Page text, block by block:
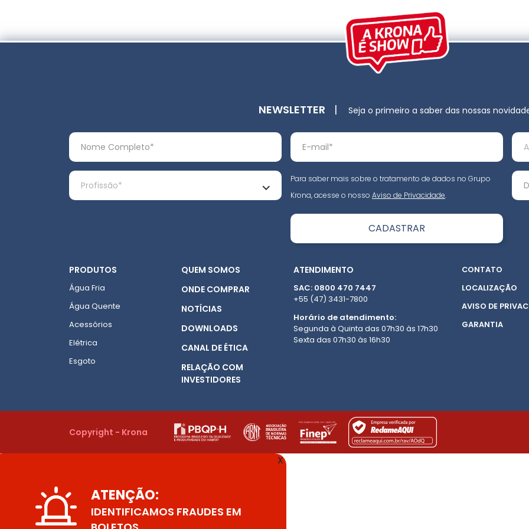
NEWSLETTER | Seja o primeiro a saber das nossas
Para saber mais sobre o tratamento de dados no Grupo
Krona, acesse o nosso Aviso de Privacidade.
PRODUTOS
Água Fria
Água Quente
Acessórios
Elétrica
Esgoto
QUEM SOMOS
ONDE COMPRAR
NOTÍCIAS
DOWNLOADS
CANAL DE ÉTICA
RELAÇÃO COM
INVESTIDORES
ATENDIMENTO
SAC: 0800 470 7447
+55 (47) 3431-7800
Horário de atendimento:
Segunda à Quinta das 07h30 às 17h30
Sexta das 07h30 às 16h30
CONTATO
LOCALIZAÇÃO
AVISO DE
GARANTIA
Copyright - Krona
X
ATENÇÃO:
IDENTIFICAMOS FRAUDES EM